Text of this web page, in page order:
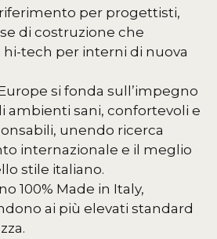
per progettisti,
di costruzione che
tech per interni di nuova
si fonda sull’impegno
ambienti sani, confortevoli e
unendo ricerca
internazionale e il meglio
stile italiano.
100% Made in Italy,
ai più elevati standard